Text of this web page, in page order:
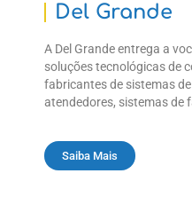
Del Grande
A Del Grande entrega a
soluções tecnológicas de
fabricantes de sistemas
atendedores, sistemas de
Saiba Mais